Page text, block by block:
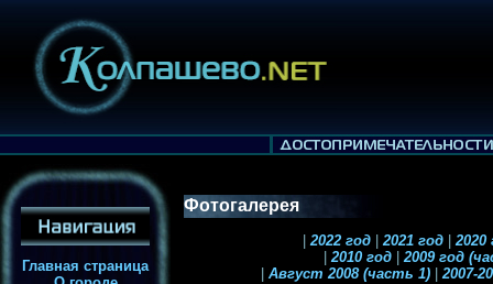
Главная страница
Фотогалерея
2022 год 2021 год
2020
2010 год
2009 год
Август 2008 (часть 1) 2007-